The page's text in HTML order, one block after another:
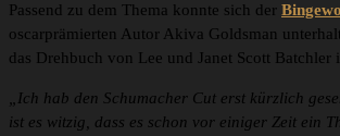
Passend zu dem Thema konnte sich der
oscarprämierten Autor Akiva Goldsman
das Drehbuch von Lee und Janet Scott Batchler
„Ich hab den Schumacher Cut erst kürzlich
ist es witzig, dass es schon vor einiger Zeit ein